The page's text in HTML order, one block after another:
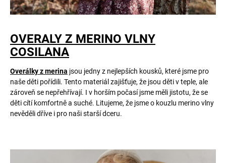
OVERALY Z MERINO VLNY
COSILANA
Overálky z merina jsou jedny z nejlepších kousků, které jsme pro
naše děti pořídili. Tento materiál zajišťuje, že jsou děti v teple, ale
zároveň se nepřehřívají. I v horším počasí jsme měli jistotu, že se
děti cítí komfortně a suché. Litujeme, že jsme o kouzlu merino vlny
nevěděli dříve i pro naši starší dceru.